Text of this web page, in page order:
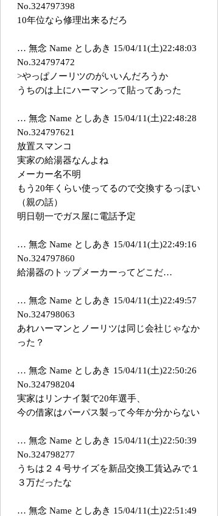
No.324797398
10年位なら修理出来るだろ
… 無念 Name としあき 15/04/11(土)22:48:03
No.324797472
>やっぱノーリツのがいいんだろうか
うちのは上にハーマンって貼ってあった
… 無念 Name としあき 15/04/11(土)22:48:28
No.324797621
放置スマンコ
実家の給湯器なんよね
メーカー名不明
もう20年くらい使ってるので交換するっぽい
（親の話）
明日朝一でガス屋に電話予定
… 無念 Name としあき 15/04/11(土)22:49:16
No.324797860
給湯器のトップメーカーってどこだ…
… 無念 Name としあき 15/04/11(土)22:49:57
No.324798063
あれハーマンとノーリツは同じ会社じゃなか
った？
… 無念 Name としあき 15/04/11(土)22:50:26
No.324798204
実家はリンナイ製で20年選手、
今の借家はパーパス製って今年か分からない
… 無念 Name としあき 15/04/11(土)22:50:39
No.324798277
うちは２４号サイズを新品交換工賃込みで１
３万だったな
… 無念 Name としあき 15/04/11(土)22:51:49